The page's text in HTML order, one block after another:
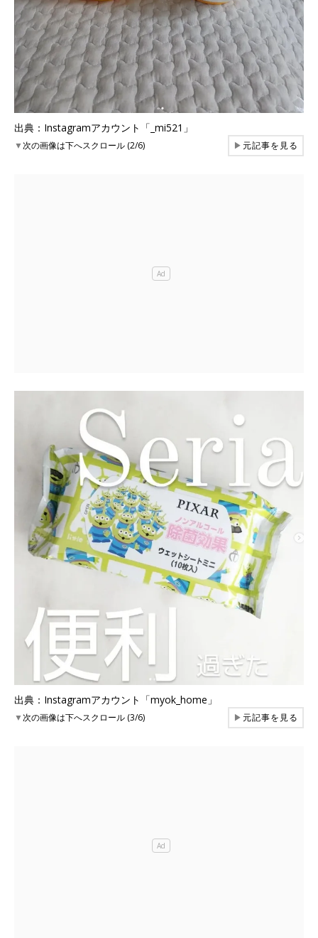
出典：Instagramアカウント「_mi521」
▼次の画像は下へスクロール (2/6) ▶元記事を見る
出典：Instagramアカウント「myok_home」
▼次の画像は下へスクロール (3/6) ▶元記事を見る